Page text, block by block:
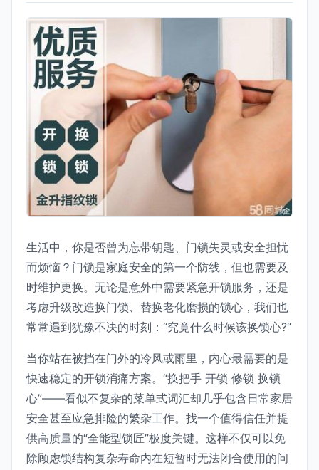
生活中，你是否曾为忘带钥匙、门锁失灵或安全担忧
而烦恼？门锁是家庭安全的第一个防线，但也需要及
时维护更换。无论是意外中需要紧急开锁服务，还是
考虑升级改造换门锁、替换老化磨损的锁心，我们也
常常遇到犹豫不决的时刻：“究竟什么时候该换锁心?”
当你站在被挡在门外的冷风或雨里，内心最需要的是
快速稳定的开锁消痛方案。“换把手 开锁 修锁 换锁
心”——看似不复杂的菜单式词汇却几乎包含日常家居
安全甚至应急排险的繁杂工作。找一个值得信任并提
供高质量的“全能型锁匠”极度关键。这样不仅可以免
除顾虑锁结构复杂寿命内在短暂时无法闭合使用的问